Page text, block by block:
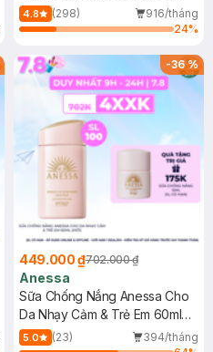
4.8 (298)
916/tháng
24%
-36%
449.000 ₫702.000 ₫
Anessa
Sữa Chống Nắng Anessa Cho
Da Nhạy Cảm & Trẻ Em 60ml
(Mới)
5.0 (23)
394/tháng